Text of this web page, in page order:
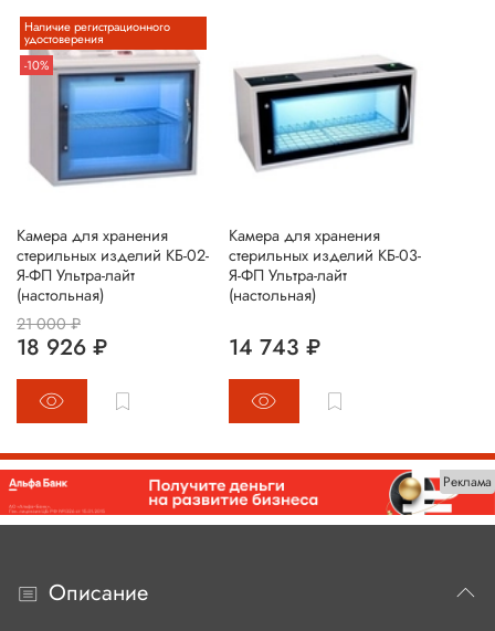
Наличие регистрационного
удостоверения
-10%
Камера для хранения
стерильных изделий КБ-02-
Я-ФП Ультра-лайт
(настольная)
21 000 ₽
18 926 ₽
Камера для хранения
стерильных изделий КБ-03-
Я-ФП Ультра-лайт
(настольная)
14 743 ₽
Реклама
Описание